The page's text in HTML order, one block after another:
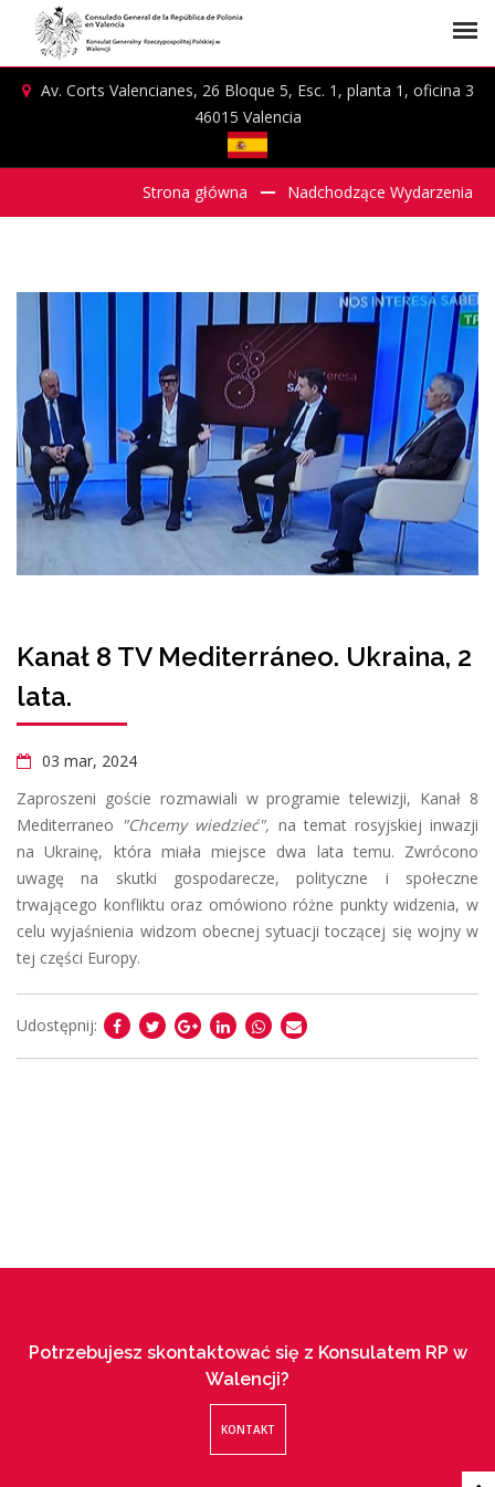
Av. Corts Valencianes, 26 Bloque 5, Esc. 1, planta 1, oficina 3
46015 Valencia
Strona główna Nadchodzące Wydarzenia
Kanał 8 TV Mediterráneo. Ukraina, 2
lata.
03 mar, 2024
Zaproszeni goście rozmawiali w programie telewizji, Kanał 8
Mediterraneo "Chcemy wiedzieć", na temat rosyjskiej inwazji
na Ukrainę, która miała miejsce dwa lata temu. Zwrócono
uwagę na skutki gospodarecze, polityczne i społeczne
trwającego konfliktu oraz omówiono różne punkty widzenia, w
celu wyjaśnienia widzom obecnej sytuacji toczącej się wojny w
tej części Europy.
Udostępnij:
Potrzebujesz skontaktować się z Konsulatem RP w
Walencji?
KONTAKT